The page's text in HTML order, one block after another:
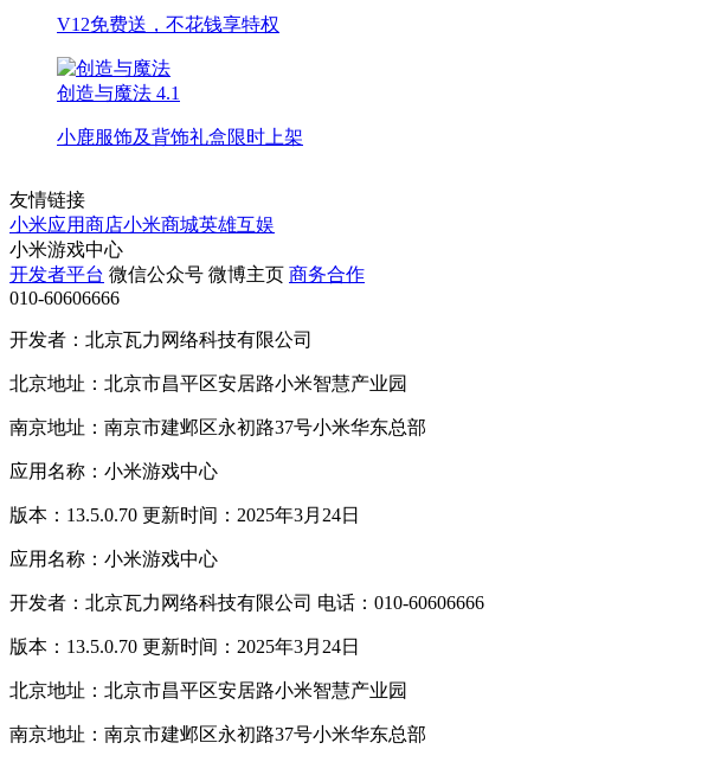
V12免费送，不花钱享特权
创造与魔法 4.1
小鹿服饰及背饰礼盒限时上架
友情链接
小米应用商店小米商城英雄互娱
小米游戏中心
开发者平台 微信公众号 微博主页 商务合作
010-60606666
开发者：北京瓦力网络科技有限公司
北京地址：北京市昌平区安居路小米智慧产业园
南京地址：南京市建邺区永初路37号小米华东总部
应用名称：小米游戏中心
版本：13.5.0.70 更新时间：2025年3月24日
应用名称：小米游戏中心
开发者：北京瓦力网络科技有限公司 电话：010-60606666
版本：13.5.0.70 更新时间：2025年3月24日
北京地址：北京市昌平区安居路小米智慧产业园
南京地址：南京市建邺区永初路37号小米华东总部